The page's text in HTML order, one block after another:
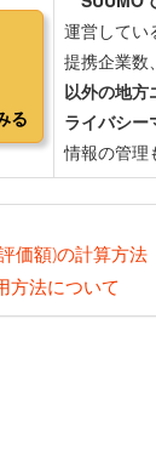
価額)の計算方法
方法について